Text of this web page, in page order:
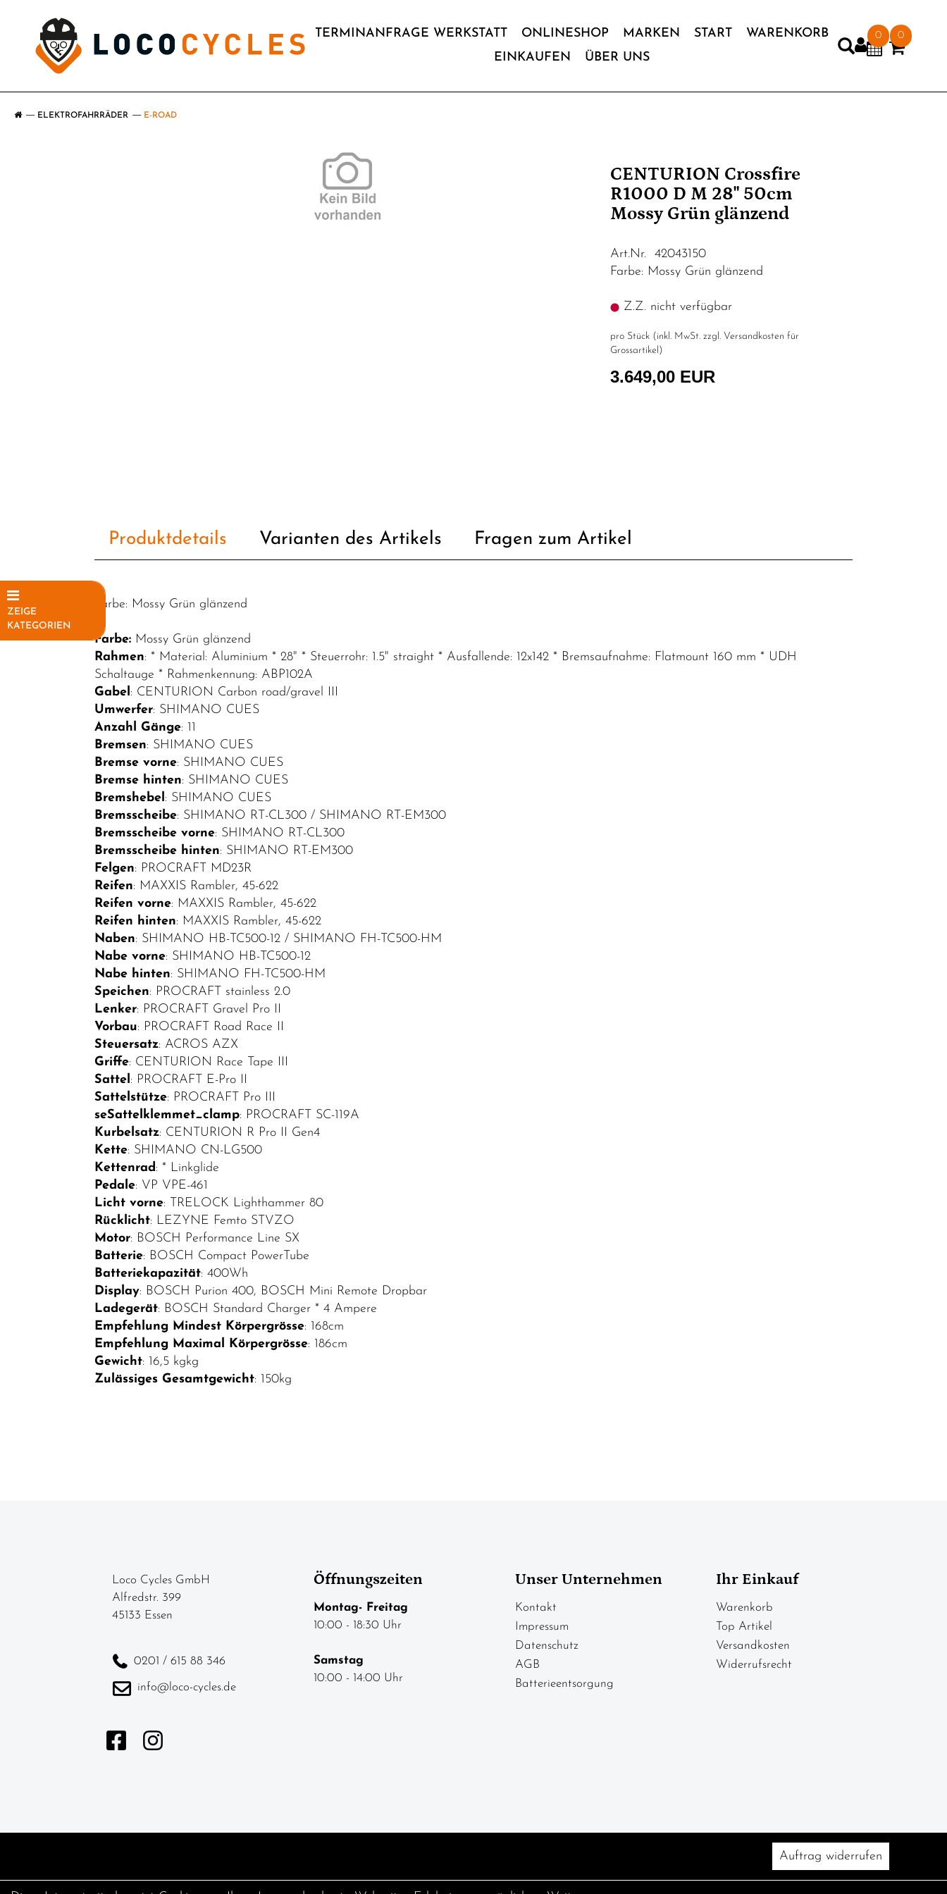
TERMINANFRAGE WERKSTATT ONLINESHOP MARKEN START
WARENKORB
EINKAUFEN
ÜBER UNS
0 0
ELEKTROFAHRRÄDER E-ROAD
ZEIGE
KATEGORIEN
Elektrofahrräder
CENTURION Crossfire
R1000 D M 28" 50cm
Mossy Grün glänzend
Art.Nr. 42043150
Farbe: Mossy Grün glänzend
Z.Z. nicht verfügbar
pro Stück (inkl. MwSt. zzgl. Versandkosten für
Grossartikel )
3.649,00 EUR
Produktdetails Varianten des Artikels Fragen zum Artikel
Farbe: Mossy Grün glänzend
Farbe: Mossy Grün glänzend
Rahmen: * Material: Aluminium * 28" * Steuerrohr: 1.5" straight * Ausfallende: 12x142 * Bremsaufnahme: Flatmount 160 mm * UDH
Schaltauge * Rahmenkennung: ABP102A
Gabel: CENTURION Carbon road/gravel III
Umwerfer: SHIMANO CUES
Anzahl Gänge: 11
Bremsen: SHIMANO CUES
Bremse vorne: SHIMANO CUES
Bremse hinten: SHIMANO CUES
Bremshebel: SHIMANO CUES
Bremsscheibe: SHIMANO RT-CL300 / SHIMANO RT-EM300
Bremsscheibe vorne: SHIMANO RT-CL300
Bremsscheibe hinten: SHIMANO RT-EM300
Felgen: PROCRAFT MD23R
Reifen: MAXXIS Rambler, 45-622
Reifen vorne: MAXXIS Rambler, 45-622
Reifen hinten: MAXXIS Rambler, 45-622
Naben: SHIMANO HB-TC500-12 / SHIMANO FH-TC500-HM
Nabe vorne: SHIMANO HB-TC500-12
Nabe hinten: SHIMANO FH-TC500-HM
Speichen: PROCRAFT stainless 2.0
Lenker: PROCRAFT Gravel Pro II
Vorbau: PROCRAFT Road Race II
Steuersatz: ACROS AZX
Griffe: CENTURION Race Tape III
Sattel: PROCRAFT E-Pro II
Sattelstütze: PROCRAFT Pro III
seSattelklemmet_clamp: PROCRAFT SC-119A
Kurbelsatz: CENTURION R Pro II Gen4
Kette: SHIMANO CN-LG500
Kettenrad: * Linkglide
Pedale: VP VPE-461
Licht vorne: TRELOCK Lighthammer 80
Rücklicht: LEZYNE Femto STVZO
Motor: BOSCH Performance Line SX
Batterie: BOSCH Compact PowerTube
Batteriekapazität: 400Wh
Display: BOSCH Purion 400, BOSCH Mini Remote Dropbar
Ladegerät: BOSCH Standard Charger * 4 Ampere
Empfehlung Mindest Körpergrösse: 168cm
Empfehlung Maximal Körpergrösse: 186cm
Gewicht: 16,5 kgkg
Zulässiges Gesamtgewicht: 150kg
Loco Cycles GmbH
Alfredstr. 399
45133 Essen
0201 / 615 88 346
info@loco-cycles.de
Öffnungszeiten
Montag- Freitag
10:00 - 18:30 Uhr
Samstag
10:00 - 14:00 Uhr
Unser Unternehmen
Kontakt
Impressum
Datenschutz
AGB
Batterieentsorgung
Ihr Einkauf
Warenkorb
Top Artikel
Versandkosten
Widerrufsrecht
Auftrag widerrufen